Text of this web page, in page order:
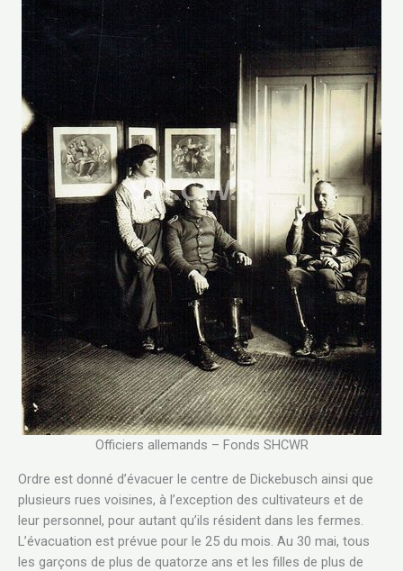
Officiers allemands – Fonds SHCWR
Ordre est donné d’évacuer le centre de Dickebusch ainsi que
plusieurs rues voisines, à l’exception des cultivateurs et de
leur personnel, pour autant qu’ils résident dans les fermes.
L’évacuation est prévue pour le 25 du mois. Au 30 mai, tous
les garçons de plus de quatorze ans et les filles de plus de